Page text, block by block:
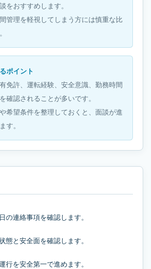
をおすすめします。
管理を軽視してしまう方には慎重な比
ポイント
免許、運転経験、安全意識、勤務時間
確認されることが多いです。
希望条件を整理しておくと、面談が進
す。
の連絡事項を確認します。
態と安全面を確認します。
行を安全第一で進めます。